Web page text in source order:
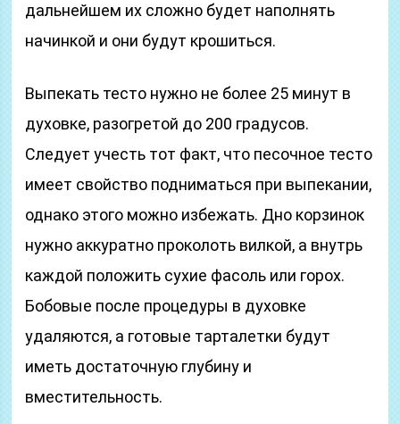
дальнейшем их сложно будет наполнять
начинкой и они будут крошиться.
Выпекать тесто нужно не более 25 минут в
духовке, разогретой до 200 градусов.
Следует учесть тот факт, что песочное тесто
имеет свойство подниматься при выпекании,
однако этого можно избежать. Дно корзинок
нужно аккуратно проколоть вилкой, а внутрь
каждой положить сухие фасоль или горох.
Бобовые после процедуры в духовке
удаляются, а готовые тарталетки будут
иметь достаточную глубину и
вместительность.